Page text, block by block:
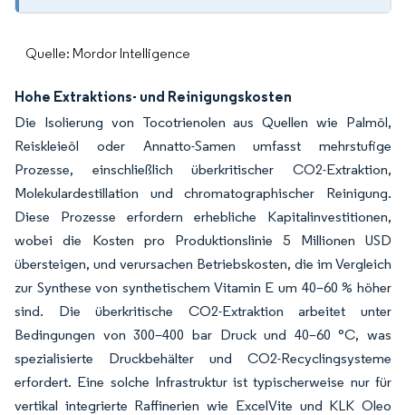
Quelle: Mordor Intelligence
Hohe Extraktions- und Reinigungskosten
Die Isolierung von Tocotrienolen aus Quellen wie Palmöl,
Reiskleieöl oder Annatto-Samen umfasst mehrstufige
Prozesse, einschließlich überkritischer CO2-Extraktion,
Molekulardestillation und chromatographischer Reinigung.
Diese Prozesse erfordern erhebliche Kapitalinvestitionen,
wobei die Kosten pro Produktionslinie 5 Millionen USD
übersteigen, und verursachen Betriebskosten, die im Vergleich
zur Synthese von synthetischem Vitamin E um 40–60 % höher
sind. Die überkritische CO2-Extraktion arbeitet unter
Bedingungen von 300–400 bar Druck und 40–60 °C, was
spezialisierte Druckbehälter und CO2-Recyclingsysteme
erfordert. Eine solche Infrastruktur ist typischerweise nur für
vertikal integrierte Raffinerien wie ExcelVite und KLK Oleo